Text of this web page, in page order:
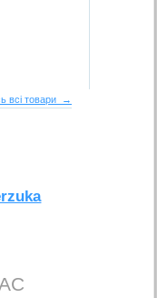
всі товари →